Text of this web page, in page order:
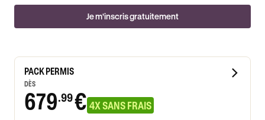
Je m'inscris gratuitement
PACK PERMIS
DÈS
679.99€ 4X SANS FRAIS